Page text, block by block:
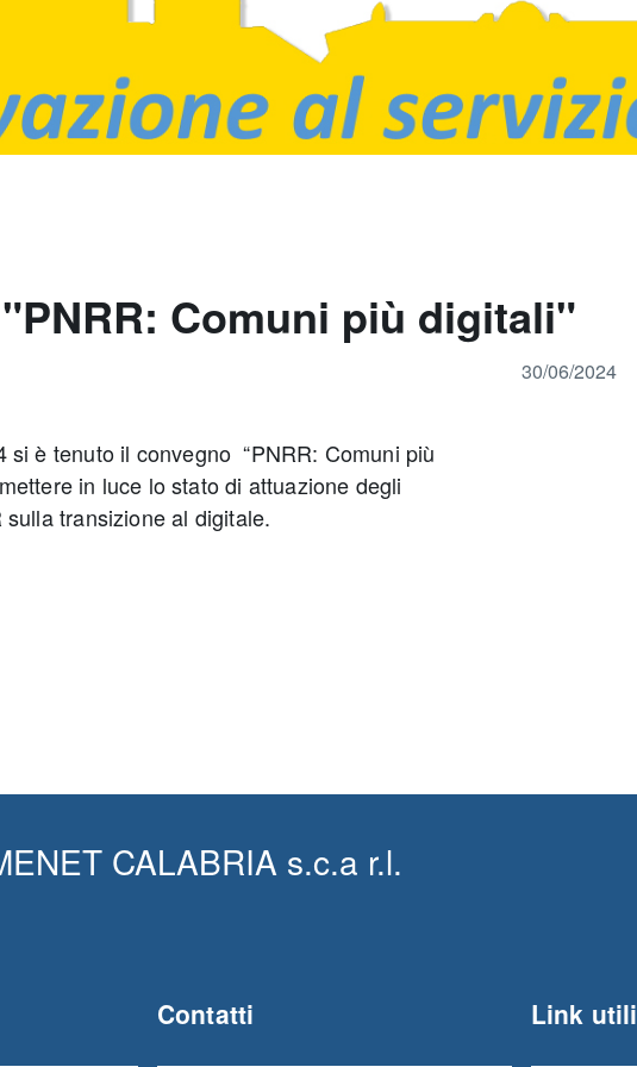
Comuni più digitali"
30/06/2024
si è tenuto il convegno “PNRR: Comuni più
in luce lo stato di attuazione degli
transizione al digitale.
CALABRIA s.c.a r.l.
Contatti Link utili